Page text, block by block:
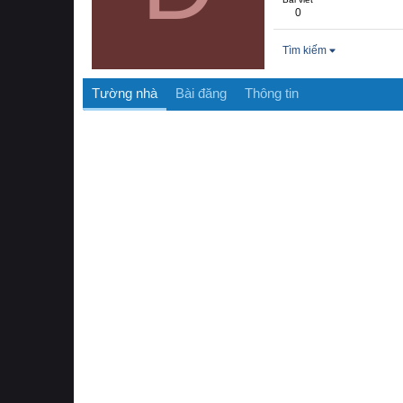
0
Tìm kiếm
Tường nhà Bài đăng Thông tin